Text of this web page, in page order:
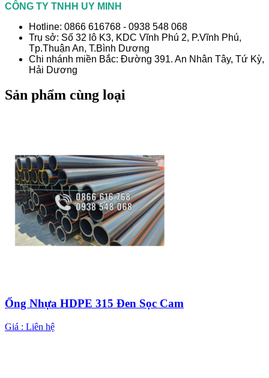
CÔNG TY TNHH UY MINH
Hotline: 0866 616768 - 0938 548 068
Trụ sở: Số 32 lô K3, KDC Vĩnh Phú 2, P.Vĩnh Phú,
Tp.Thuận An, T.Bình Dương
Chi nhánh miền Bắc: Đường 391. An Nhân Tây, Tứ Kỳ,
Hải Dương
Sản phẩm cùng loại
Ống Nhựa HDPE 315 Đen Sọc Cam
Giá : Liên hệ